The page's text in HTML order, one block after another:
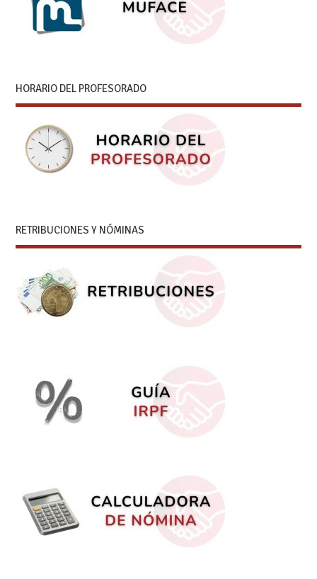
HORARIO DEL PROFESORADO
RETRIBUCIONES Y NÓMINAS